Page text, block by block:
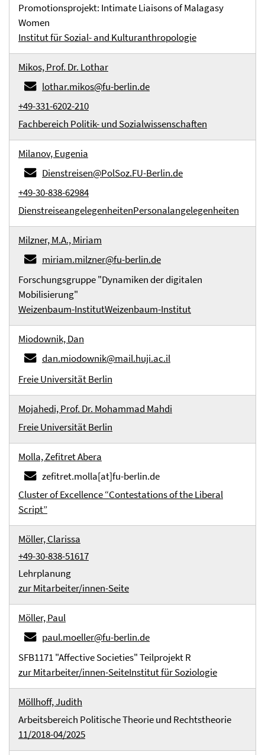
Promotionsprojekt: Intimate Liaisons of Malagasy
Women
Institut für Sozial- and Kulturanthropologie
Mikos, Prof. Dr. Lothar
lothar.mikos@fu-berlin.de
+49-331-6202-210
Fachbereich Politik- und Sozialwissenschaften
Milanov, Eugenia
Dienstreisen@PolSoz.FU-Berlin.de
+49-30-838-62984
DienstreiseangelegenheitenPersonalangelegenheiten
Milzner, M.A., Miriam
miriam.milzner@fu-berlin.de
Forschungsgruppe "Dynamiken der digitalen
Mobilisierung"
Weizenbaum-InstitutWeizenbaum-Institut
Miodownik, Dan
dan.miodownik@mail.huji.ac.il
Freie Universität Berlin
Mojahedi, Prof. Dr. Mohammad Mahdi
Freie Universität Berlin
Molla, Zefitret Abera
zefitret.molla[at]fu-berlin.de
Cluster of Excellence “Contestations of the Liberal
Script”
Möller, Clarissa
+49-30-838-51617
Lehrplanung
zur Mitarbeiter/innen-Seite
Möller, Paul
paul.moeller@fu-berlin.de
SFB1171 "Affective Societies" Teilprojekt R
zur Mitarbeiter/innen-SeiteInstitut für Soziologie
Möllhoff, Judith
Arbeitsbereich Politische Theorie und Rechtstheorie
11/2018-04/2025